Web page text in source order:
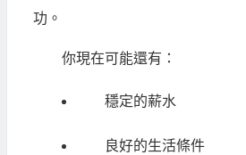
功。
你現在可能還有：
穩定的薪水
良好的生活條件